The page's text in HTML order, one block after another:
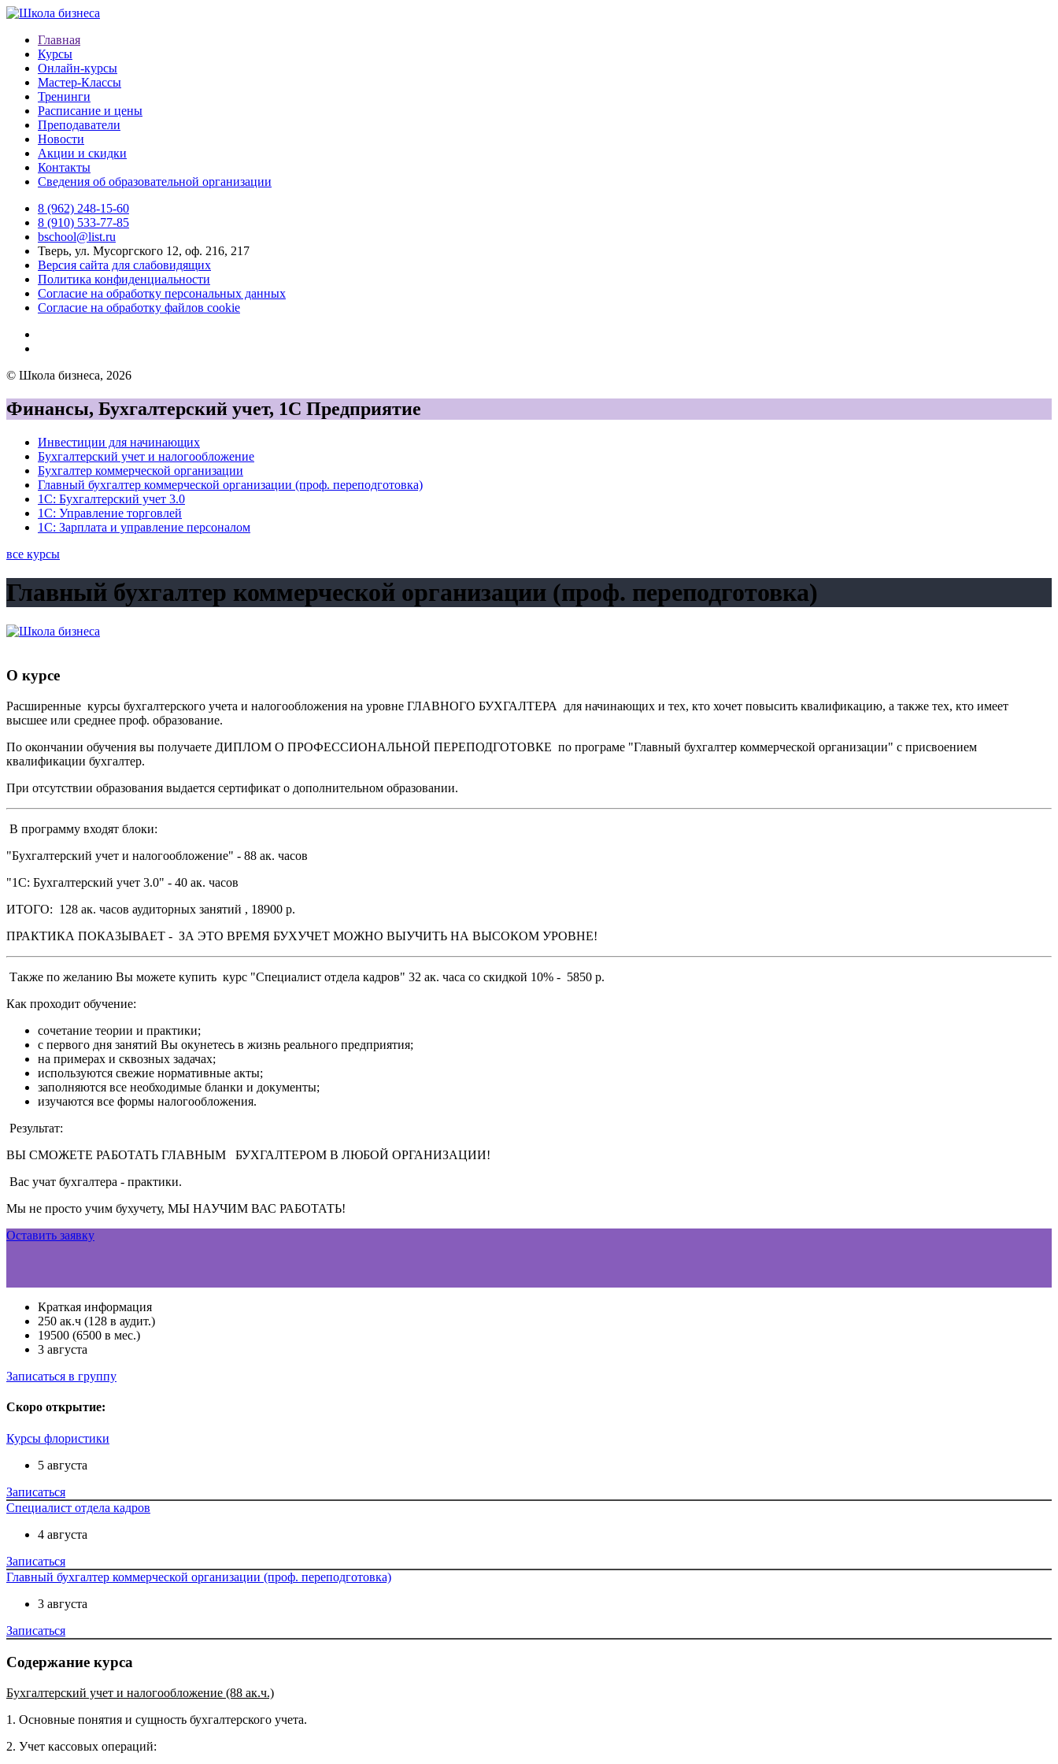
Главная
Курсы
Онлайн-курсы
Мастер-Классы
Тренинги
Расписание и цены
Преподаватели
Новости
Акции и скидки
Контакты
Сведения об образовательной организации
8 (962) 248-15-60
8 (910) 533-77-85
bschool@list.ru
Тверь, ул. Мусоргского 12, оф. 216, 217
Версия сайта для слабовидящих
Политика конфиденциальности
Согласие на обработку персональных данных
Согласие на обработку файлов cookie
© Школа бизнеса, 2026
Финансы, Бухгалтерский учет, 1С Предприятие
Инвестиции для начинающих
Бухгалтерский учет и налогообложение
Бухгалтер коммерческой организации
Главный бухгалтер коммерческой организации (проф. переподготовка)
1С: Бухгалтерский учет 3.0
1С: Управление торговлей
1С: Зарплата и управление персоналом
все курсы
Главный бухгалтер коммерческой организации (проф. переподготовка)
О курсе
Расширенные курсы бухгалтерского учета и налогообложения на уровне ГЛАВНОГО БУХГАЛТЕРА для начинающих и тех, кто хочет повысить квалификацию, а также тех, кто имеет
высшее или среднее проф. образование.
По окончании обучения вы получаете ДИПЛОМ О ПРОФЕССИОНАЛЬНОЙ ПЕРЕПОДГОТОВКЕ по програме "Главный бухгалтер коммерческой организации" с присвоением
квалификации бухгалтер.
При отсутствии образования выдается сертификат о дополнительном образовании.
В программу входят блоки:
"Бухгалтерский учет и налогообложение" - 88 ак. часов
"1С: Бухгалтерский учет 3.0" - 40 ак. часов
ИТОГО: 128 ак. часов аудиторных занятий , 18900 р.
ПРАКТИКА ПОКАЗЫВАЕТ - ЗА ЭТО ВРЕМЯ БУХУЧЕТ МОЖНО ВЫУЧИТЬ НА ВЫСОКОМ УРОВНЕ!
Также по желанию Вы можете купить курс "Специалист отдела кадров" 32 ак. часа со скидкой 10% - 5850 р.
Как проходит обучение:
сочетание теории и практики;
с первого дня занятий Вы окунетесь в жизнь реального предприятия;
на примерах и сквозных задачах;
используются свежие нормативные акты;
заполняются все необходимые бланки и документы;
изучаются все формы налогообложения.
Результат:
ВЫ СМОЖЕТЕ РАБОТАТЬ ГЛАВНЫМ БУХГАЛТЕРОМ В ЛЮБОЙ ОРГАНИЗАЦИИ!
Вас учат бухгалтера - практики.
Мы не просто учим бухучету, МЫ НАУЧИМ ВАС РАБОТАТЬ!
Оставить заявку
Краткая информация
250 ак.ч (128 в аудит.)
19500 (6500 в мес.)
3 августа
Записаться в группу
Скоро открытие:
Курсы флористики
5 августа
Записаться
Специалист отдела кадров
4 августа
Записаться
Главный бухгалтер коммерческой организации (проф. переподготовка)
3 августа
Записаться
Содержание курса
Бухгалтерский учет и налогообложение (88 ак.ч.)
1. Основные понятия и сущность бухгалтерского учета.
2. Учет кассовых операций: